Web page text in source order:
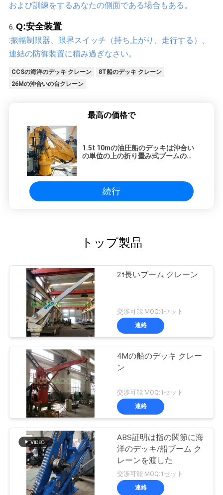
および訓練をするあなたの側面である場合もある。
6. Q:安全装置
:振幅制限器、限界スイッチ（持ち上がり、走行する）、
連結の防御装置に積み過ぎなさい。
CCSの海洋のデッキ クレーン
8T船のデッキ クレーン
26Mの沖合いの台クレーン
最高の価格で
1.5t 10mの油圧船のデッキは沖合い
の単位の上の折り畳み式ブームの海
続行
トップ製品
2t長いブーム クレーン
交渉可能 MOQ:1セット
連絡
4Mの船のデッキ クレー
ン
交渉可能 MOQ:1セット
連絡
ABS証明は指の関節に海
洋のデッキ/船ブーム ク
レーンを渡した
交渉可能 MOQ:1セット
連絡